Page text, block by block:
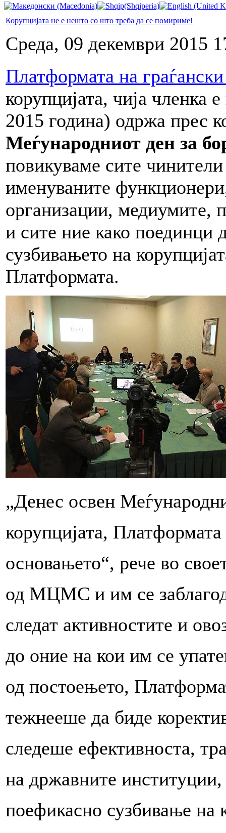
Корупцијата не е нешто со што треба да се помириме!
Среда, 09 декември 2015
Платформата на
корупцијата, чија
2015 година) одржа прес
Меѓународниот ден за
повикуваме сите
именуваните
организации, медиумите,
и сите ние како поединци
сузбивањето на
Платформата.
„Денес освен
корупцијата,
основањето“, рече во
од МЦМС и им се
следат активностите и
до оние на кои им се
од постоењето,
тежнееше да биде
следеше ефективноста,
на државните
поефикасно сузбивање на